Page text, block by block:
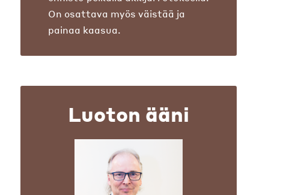
On osattava myös väistää ja
painaa kaasua.
Luoton ääni